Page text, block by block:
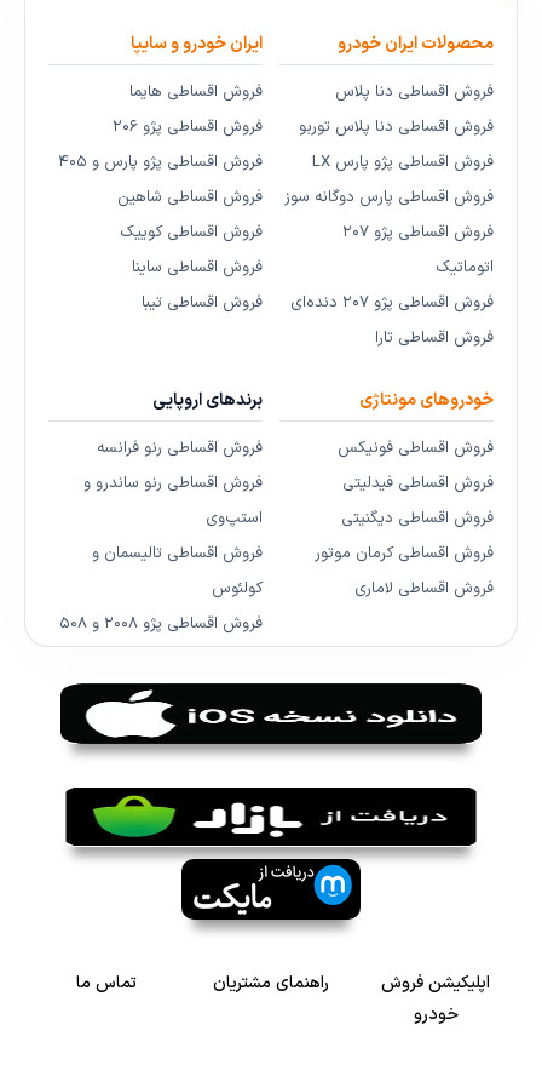
محصولات ایران خودرو
فروش اقساطی دنا پلاس
فروش اقساطی دنا پلاس توربو
فروش اقساطی پژو پارس LX
فروش اقساطی پارس دوگانه سوز
فروش اقساطی پژو ۲۰۷
اتوماتیک
فروش اقساطی پژو ۲۰۷ دنده‌ای
فروش اقساطی تارا
ایران خودرو و سایپا
فروش اقساطی هایما
فروش اقساطی پژو ۲۰۶
فروش اقساطی پژو پارس و ۴۰۵
فروش اقساطی شاهین
فروش اقساطی کوییک
فروش اقساطی ساینا
فروش اقساطی تیبا
خودروهای مونتاژی
فروش اقساطی فونیکس
فروش اقساطی فیدلیتی
فروش اقساطی دیگنیتی
فروش اقساطی کرمان موتور
فروش اقساطی لاماری
برندهای اروپایی
فروش اقساطی رنو فرانسه
فروش اقساطی رنو ساندرو و
استپ‌وی
فروش اقساطی تالیسمان و
کولئوس
فروش اقساطی پژو ۲۰۰۸ و ۵۰۸
اپلیکیشن فروش
خودرو
راهنمای مشتریان تماس ما